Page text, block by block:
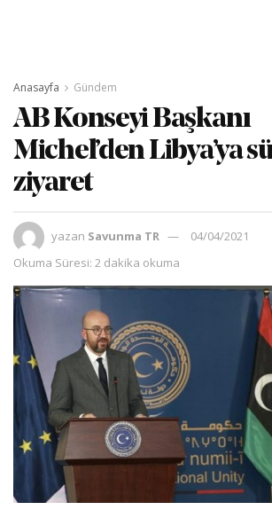
Anasayfa Gündem
AB Konseyi Başkanı
Michel’den Libya’ya
ziyaret
yazan Savunma TR
04/04/2021
Okuma Süresi: 2 dakika okuma